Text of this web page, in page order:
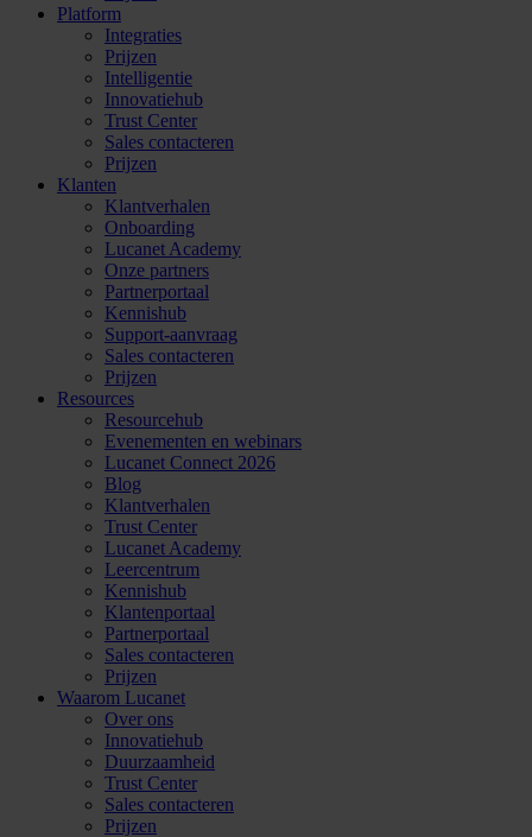
Platform
Integraties
Prijzen
Intelligentie
Innovatiehub
Trust Center
Sales contacteren
Prijzen
Klanten
Klantverhalen
Onboarding
Lucanet Academy
Onze partners
Partnerportaal
Kennishub
Support-aanvraag
Sales contacteren
Prijzen
Resources
Resourcehub
Evenementen en webinars
Lucanet Connect 2026
Blog
Klantverhalen
Trust Center
Lucanet Academy
Leercentrum
Kennishub
Klantenportaal
Partnerportaal
Sales contacteren
Prijzen
Waarom Lucanet
Over ons
Innovatiehub
Duurzaamheid
Trust Center
Sales contacteren
Prijzen